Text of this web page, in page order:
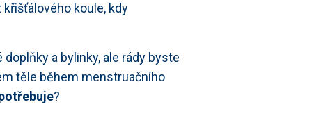
koule, kdy
a bylinky, ale rády byste
těle během menstruačního
?